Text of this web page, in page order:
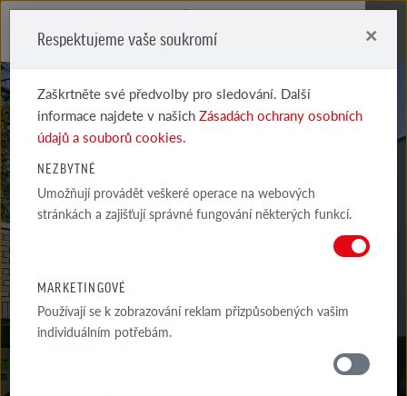
DYKBRAND
Respektujeme vaše soukromí ×
Zaškrtněte své předvolby pro sledování. Další
informace najdete v našichZásadách ochrany osobních
údajů a souborů cookies.
NEZBYTNÉ
Umožňují provádět veškeré operace na webových
stránkách a zajišťují správné fungování některých funkcí.
MARKETINGOVÉ
Používají se k zobrazování reklam přizpůsobených vašim
individuálním potřebám.